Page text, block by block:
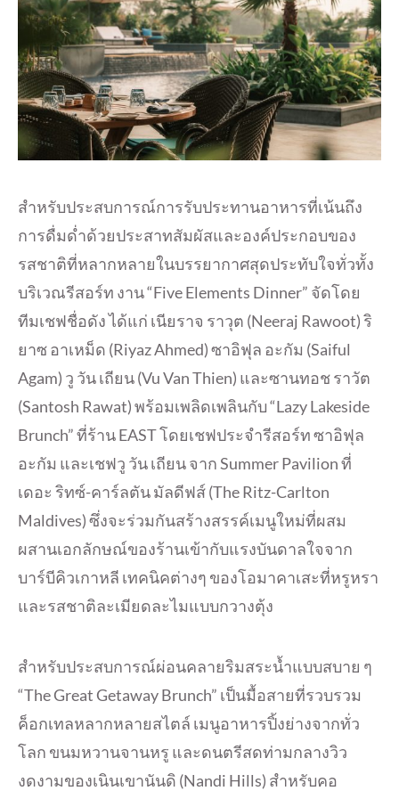
สำหรับประสบการณ์การรับประทานอาหารที่เน้นถึง
การดื่มด่ำด้วยประสาทสัมผัสและองค์ประกอบของ
รสชาติที่หลากหลายในบรรยากาศสุดประทับใจทั่วทั้ง
บริเวณรีสอร์ท งาน “Five Elements Dinner” จัดโดย
ทีมเชฟชื่อดัง ได้แก่ เนียราจ ราวุต (Neeraj Rawoot) ริ
ยาซ อาเหม็ด (Riyaz Ahmed) ซาอิฟุล อะกัม (Saiful
Agam) วู วัน เถียน (Vu Van Thien) และซานทอช ราวัต
(Santosh Rawat) พร้อมเพลิดเพลินกับ “Lazy Lakeside
Brunch” ที่ร้าน EAST โดยเชฟประจำรีสอร์ท ซาอิฟุล
อะกัม และเชฟวู วัน เถียน จาก Summer Pavilion ที่
เดอะ ริทซ์-คาร์ลตัน มัลดีฟส์ (The Ritz-Carlton
Maldives) ซึ่งจะร่วมกันสร้างสรรค์เมนูใหม่ที่ผสม
ผสานเอกลักษณ์ของร้านเข้ากับแรงบันดาลใจจาก
บาร์บีคิวเกาหลี เทคนิคต่างๆ ของโอมาคาเสะที่หรูหรา
และรสชาติละเมียดละไมแบบกวางตุ้ง
สำหรับประสบการณ์ผ่อนคลายริมสระน้ำแบบสบาย ๆ
“The Great Getaway Brunch” เป็นมื้อสายที่รวบรวม
ค็อกเทลหลากหลายสไตล์ เมนูอาหารปิ้งย่างจากทั่ว
โลก ขนมหวานจานหรู และดนตรีสดท่ามกลางวิว
งดงามของเนินเขานันดิ (Nandi Hills) สำหรับคอ